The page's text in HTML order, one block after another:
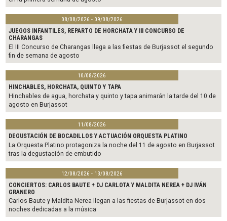
08/08/2026 - 09/08/2026
JUEGOS INFANTILES, REPARTO DE HORCHATA Y III CONCURSO DE
CHARANGAS
El III Concurso de Charangas llega a las fiestas de Burjassot el segundo
fin de semana de agosto
10/08/2026
HINCHABLES, HORCHATA, QUINTO Y TAPA
Hinchables de agua, horchata y quinto y tapa animarán la tarde del 10 de
agosto en Burjassot
11/08/2026
DEGUSTACIÓN DE BOCADILLOS Y ACTUACIÓN ORQUESTA PLATINO
La Orquesta Platino protagoniza la noche del 11 de agosto en Burjassot
tras la degustación de embutido
12/08/2026 - 13/08/2026
CONCIERTOS: CARLOS BAUTE + DJ CARLOTA Y MALDITA NEREA + DJ IVÁN
GRANERO
Carlos Baute y Maldita Nerea llegan a las fiestas de Burjassot en dos
noches dedicadas a la música